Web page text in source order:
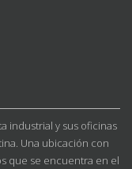
industrial y sus oficinas
Una ubicación con
que se encuentra en el